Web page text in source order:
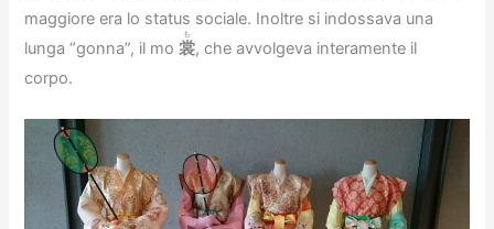
maggiore era lo status sociale. Inoltre si indossava una
lunga “gonna”, il mo 裳
も
, che avvolgeva interamente il
corpo.